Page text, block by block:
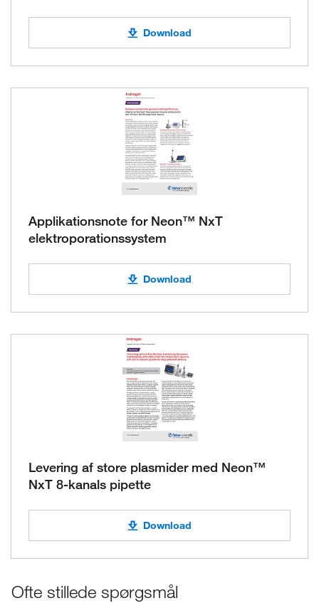
Download
Applikationsnote for Neon™ NxT
elektroporationssystem
Download
Levering af store plasmider med Neon™
NxT 8-kanals pipette
Download
Ofte stillede spørgsmål